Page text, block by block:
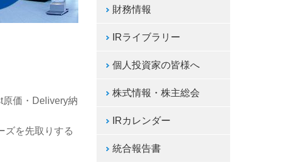
価・Delivery納
ズを先取りする
財務情報
IRライブラリー
個人投資家の皆様へ
株式情報・株主総会
IRカレンダー
統合報告書